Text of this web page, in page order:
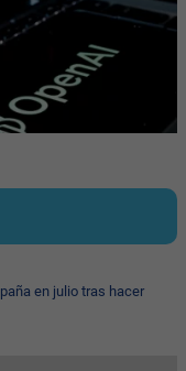
en julio tras hacer